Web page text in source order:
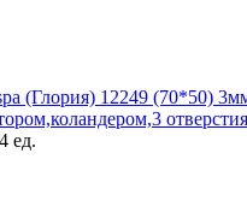
(Глория) 12249 (70*50)
4 ед.